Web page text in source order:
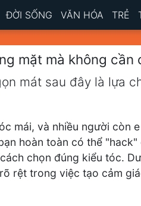
ĐỜI SỐNG VĂN HÓA TRẺ
mặt mà không cần
mát sau đây là lựa
mái, và nhiều người còn
hoàn toàn có thể
chọn đúng kiểu tóc.
rệt trong việc tạo cảm